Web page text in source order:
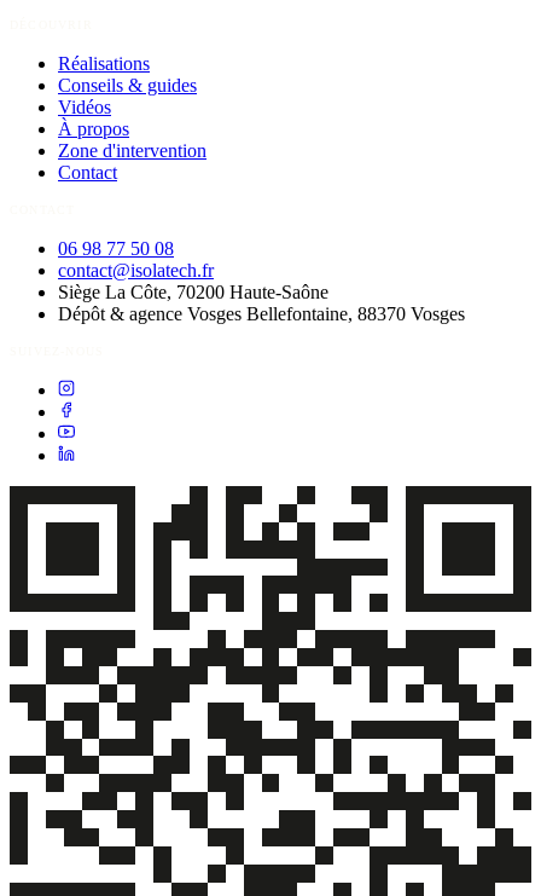
Réalisations
Conseils & guides
Vidéos
À propos
Zone d'intervention
Contact
06 98 77 50 08
contact@isolatech.fr
Siège La Côte, 70200 Haute-Saône
Dépôt & agence Vosges Bellefontaine, 88370 Vosges